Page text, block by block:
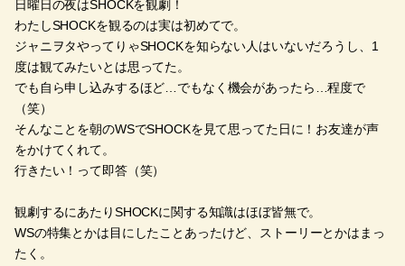
日曜日の夜はSHOCKを観劇！
わたしSHOCKを観るのは実は初めてで。
ジャニヲタやってりゃSHOCKを知らない人はいないだろうし、1
度は観てみたいとは思ってた。
でも自ら申し込みするほど…でもなく機会があったら…程度で
（笑）
そんなことを朝のWSでSHOCKを見て思ってた日に！お友達が声
をかけてくれて。
行きたい！って即答（笑）
観劇するにあたりSHOCKに関する知識はほぼ皆無で。
WSの特集とかは目にしたことあったけど、ストーリーとかはまっ
たく。